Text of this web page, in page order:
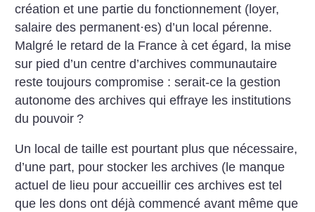
création et une partie du fonctionnement (loyer,
salaire des permanent·es) d’un local pérenne.
Malgré le retard de la France à cet égard, la mise
sur pied d’un centre d’archives communautaire
reste toujours compromise : serait-ce la gestion
autonome des archives qui effraye les institutions
du pouvoir ?
Un local de taille est pourtant plus que nécessaire,
d’une part, pour stocker les archives (le manque
actuel de lieu pour accueillir ces archives est tel
que les dons ont déjà commencé avant même que